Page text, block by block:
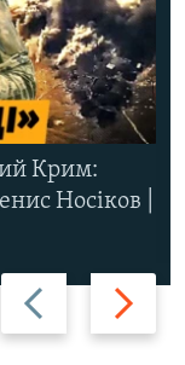
Назад Вперед
Крим:
Носіков |